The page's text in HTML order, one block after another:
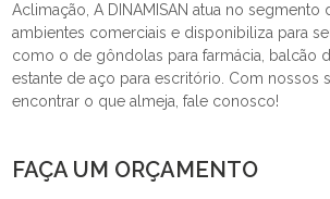
Aclimação, A DINAMISAN atua no segmento
ambientes comerciais e disponibiliza para
como o de gôndolas para farmácia, balcão
estante de aço para escritório. Com nossos
encontrar o que almeja, fale conosco!
FAÇA UM ORÇAMENTO